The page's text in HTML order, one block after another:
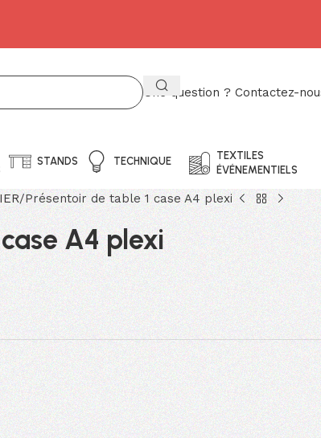
Une question ? Contactez-
STANDS TECHNIQUE
TEXTILES
ÉVÉNEMENTIELS
Présentoir de table 1 case A4 plexi
A4 plexi